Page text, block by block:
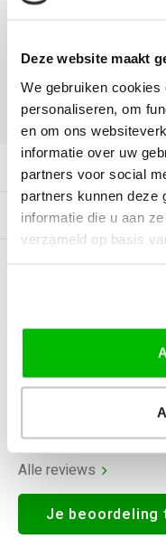
Deze website maakt
We gebruiken
personaliseren, om
en om ons
informatie over uw
partners voor social
partners kunnen deze
informatie die u aan
verzameld op basis
DELEN:
Gerelateerde
0Reviews
Alle reviews
Je beoordeling